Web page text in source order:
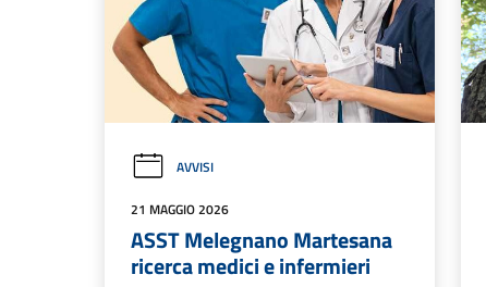
AVVISI
21 MAGGIO 2026
ASST Melegnano Martesana
ricerca medici e infermieri